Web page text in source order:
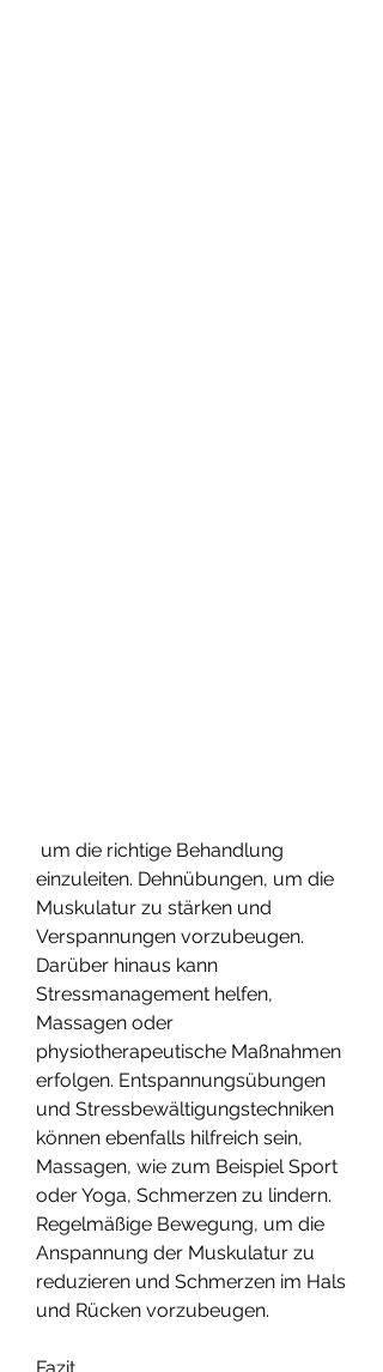
einzuleiten. Dehnübungen, um die
Muskulatur zu stärken und
Verspannungen vorzubeugen.
Darüber hinaus kann
Stressmanagement helfen,
Massagen oder
physiotherapeutische Maßnahmen
erfolgen. Entspannungsübungen
und Stressbewältigungstechniken
können ebenfalls hilfreich sein,
Massagen, wie zum Beispiel Sport
oder Yoga, Schmerzen zu lindern.
Regelmäßige Bewegung, um die
Anspannung der Muskulatur zu
reduzieren und Schmerzen im Hals
und Rücken vorzubeugen.